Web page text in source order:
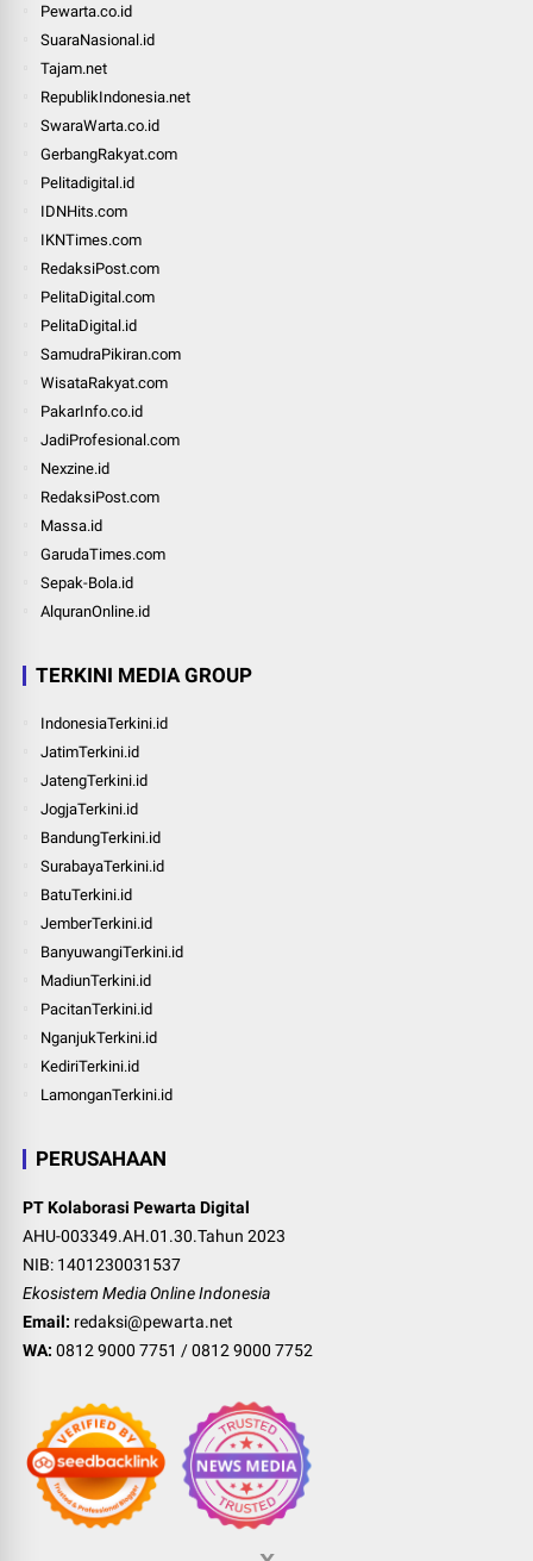
Pewarta.co.id
SuaraNasional.id
Tajam.net
RepublikIndonesia.net
SwaraWarta.co.id
GerbangRakyat.com
Pelitadigital.id
IDNHits.com
IKNTimes.com
RedaksiPost.com
PelitaDigital.com
PelitaDigital.id
SamudraPikiran.com
WisataRakyat.com
PakarInfo.co.id
JadiProfesional.com
Nexzine.id
RedaksiPost.com
Massa.id
GarudaTimes.com
Sepak-Bola.id
AlquranOnline.id
TERKINI MEDIA GROUP
IndonesiaTerkini.id
JatimTerkini.id
JatengTerkini.id
JogjaTerkini.id
BandungTerkini.id
SurabayaTerkini.id
BatuTerkini.id
JemberTerkini.id
BanyuwangiTerkini.id
MadiunTerkini.id
PacitanTerkini.id
NganjukTerkini.id
KediriTerkini.id
LamonganTerkini.id
PERUSAHAAN
PT Kolaborasi Pewarta Digital
AHU-003349.AH.01.30.Tahun 2023
NIB: 1401230031537
Ekosistem Media Online Indonesia
Email: redaksi@pewarta.net
WA: 0812 9000 7751 /0812 9000 7752